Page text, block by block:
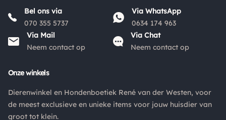
Bel ons via
070 355 5737
Via WhatsApp
0634 174 963
Via Mail
Neem contact op
Via Chat
Neem contact op
Onze winkels
Dierenwinkel en Hondenboetiek René van der Westen, voor
de meest exclusieve en unieke items voor jouw huisdier van
groot tot klein.